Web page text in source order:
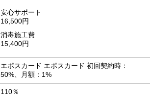
安心サポート
16,500円
消毒施工費
15,400円
エポスカード エポスカード 初回契約時：
50%、月額：1%
110％